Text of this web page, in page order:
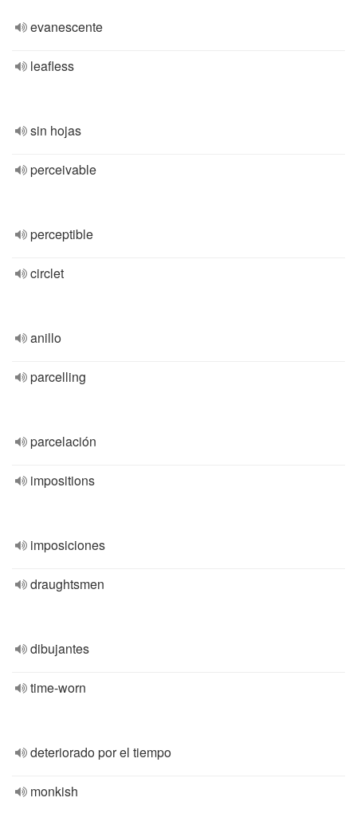
evanescente
leafless
sin hojas
perceivable
perceptible
circlet
anillo
parcelling
parcelación
impositions
imposiciones
draughtsmen
dibujantes
time-worn
deteriorado por el tiempo
monkish